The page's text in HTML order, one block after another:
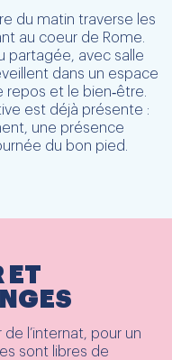
du matin traverse les
au coeur de Rome.
partagée, avec salle
dans un espace
et le bien‑être.
est déjà présente :
une présence
du bon pied.
ET
l’internat, pour un
sont libres de